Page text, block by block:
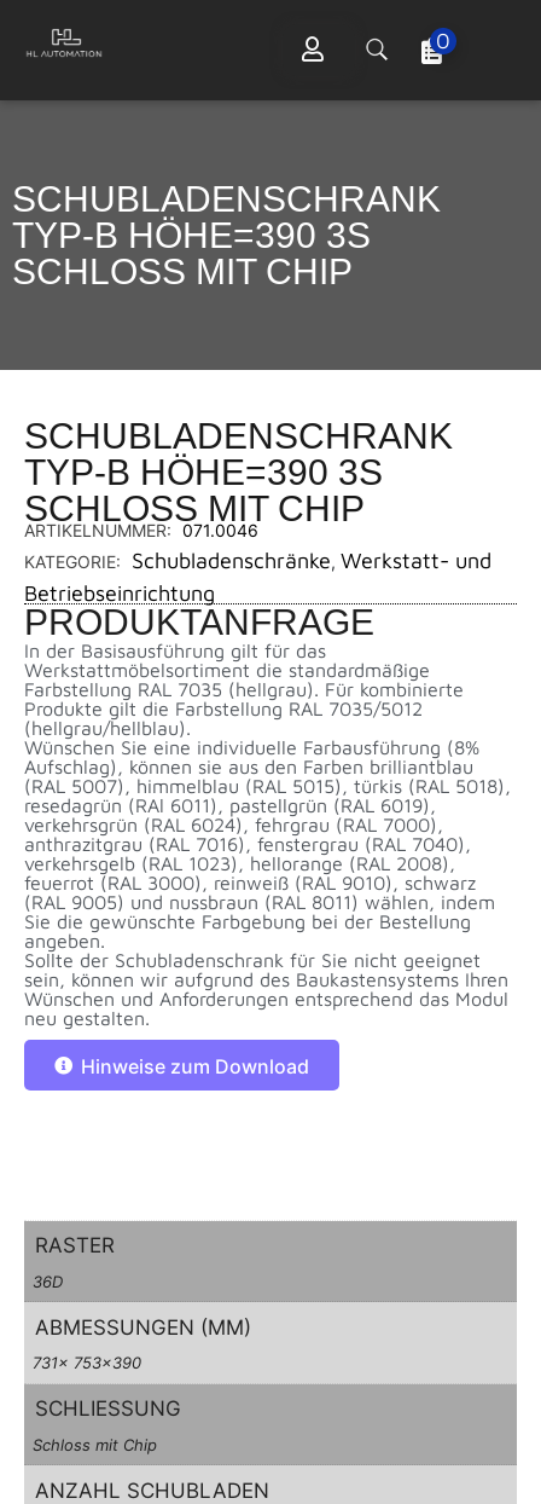
0
SCHUBLADENSCHRANK
TYP-B HÖHE=390 3S
SCHLOSS MIT CHIP
SCHUBLADENSCHRANK
TYP-B HÖHE=390 3S
SCHLOSS MIT CHIP
ARTIKELNUMMER: 071.0046
KATEGORIE:
Schubladenschränke, Werkstatt- und
Betriebseinrichtung
PRODUKTANFRAGE
In der Basisausführung gilt für das
Werkstattmöbelsortiment die standardmäßige
Farbstellung RAL 7035 (hellgrau). Für kombinierte
Produkte gilt die Farbstellung RAL 7035/5012
(hellgrau/hellblau).
Wünschen Sie eine individuelle Farbausführung (8%
Aufschlag), können sie aus den Farben brilliantblau
(RAL 5007), himmelblau (RAL 5015), türkis (RAL 5018),
resedagrün (RAl 6011), pastellgrün (RAL 6019),
verkehrsgrün (RAL 6024), fehrgrau (RAL 7000),
anthrazitgrau (RAL 7016), fenstergrau (RAL 7040),
verkehrsgelb (RAL 1023), hellorange (RAL 2008),
feuerrot (RAL 3000), reinweiß (RAL 9010), schwarz
(RAL 9005) und nussbraun (RAL 8011) wählen, indem
Sie die gewünschte Farbgebung bei der Bestellung
angeben.
Sollte der Schubladenschrank für Sie nicht geeignet
sein, können wir aufgrund des Baukastensystems Ihren
Wünschen und Anforderungen entsprechend das Modul
neu gestalten.
Hinweise zum Download
RASTER
36D
ABMESSUNGEN (MM)
731x 753×390
SCHLIESSUNG
Schloss mit Chip
ANZAHL SCHUBLADEN